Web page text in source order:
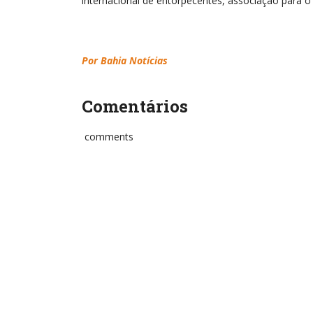
Por Bahia Notícias
Comentários
comments